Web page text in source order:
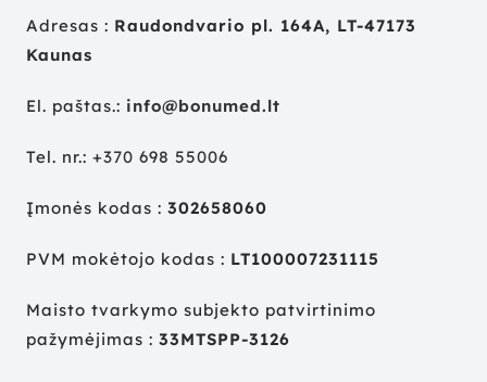
Adresas : Raudondvario pl. 164A, LT-47173
Kaunas
El. paštas.: info@bonumed.lt
Tel. nr.: +370 698 55006
Įmonės kodas : 302658060
PVM mokėtojo kodas : LT100007231115
Maisto tvarkymo subjekto patvirtinimo
pažymėjimas : 33MTSPP-3126